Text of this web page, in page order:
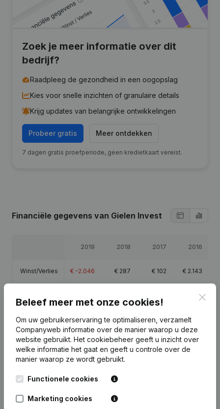
Zoek je meer informatie over dit
bedrijf?
Raadpleeg de gezondheid in een oogopslag
Kies voor snelle inzichten of granulaire details
Krijg updates van belangrijke ontwikkelingen
Probeer gratis Meer ontdekken
7 dagen gratis proefperiode, geen kredietkaart vereist.
Financiële gegevens van Gielen Invest
2019 2018 2017 2016
Winst/Verlies € -2.046 € 287 € 102 € 2.143
vermogen
€12.716 €14.762 €14.474 14.372
Brutomarge €-2.980 - €8.993 €6.147
Publicaties van Gielen Invest
Beleef meer met onze cookies!
Om uw gebruikerservaring te optimaliseren, verzamelt
Companyweb informatie over de manier waarop u deze
website gebruikt. Het cookiebeheer geeft u inzicht over
welke informatie het gaat en geeft u controle over de
manier waarop ze wordt gebruikt.
Functionele cookies
Marketing cookies